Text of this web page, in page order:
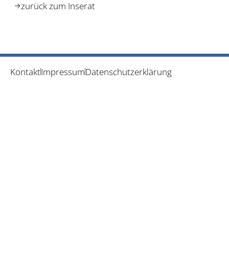
zurück zum Inserat
KontaktImpressumDatenschutzerklärung